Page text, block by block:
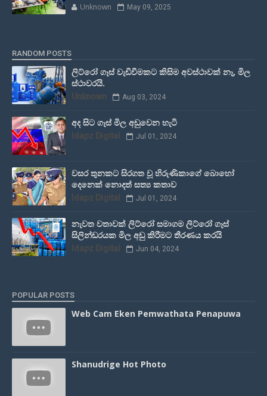
Unknown May 09, 2025
RANDOM POSTS
ලිට්රෝ ගෑස් වැඩිවීමකට කිසිම අවස්ථාවක් නෑ, මිල
ස්ථාවරයි.
Unknown Aug 03, 2024
අද සිට ගෑස් මිල අඩුවෙන හැටි
Idapz Digital Jul 01, 2024
වසර තුනකට සිරගත වූ හිරුණිකාගේ බොහෝ
දෙනෙක් නොදත් සත්‍ය කතාව
Idapz Digital Jul 01, 2024
නැවත වතාවක් ලිට්රෝ සමාගම ලිට්රෝ ගෑස්
සිලින්ඩරයක මිල අඩු කිරීමට තීරණය කරයි
Idapz Digital Jun 04, 2024
POPULAR POSTS
Web Cam Eken Pemwathata Penapuwa
Shanudrige Hot Photo